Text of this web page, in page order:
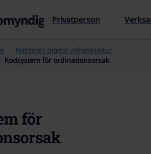
Till sidans innehåll
Privatperson
Nationell digital infrastruktur
Kodsystem för ordinationsorsak
för